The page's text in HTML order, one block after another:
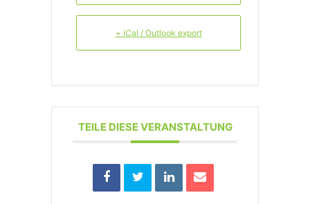
+ iCal / Outlook export
TEILE DIESE VERANSTALTUNG